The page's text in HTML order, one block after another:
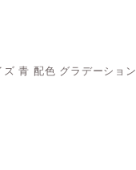
青 配色 グラデーション